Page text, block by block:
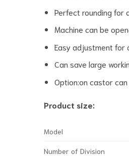
Perfect rounding for
Machine can be
Easy adjustment for
Can save large
Option:on castor
Product size:
Model
Number of Division